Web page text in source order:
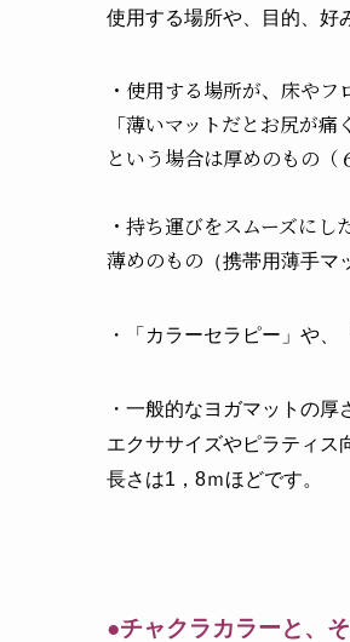
使用する場所や、目的、好
・使用する場所が、床やフ
「薄いマットだとお尻が
という場合は厚めのもの（
・持ち運びをスムーズに
薄めのもの （携帯用薄手マ
・「カラーセラピー」や、
・一般的なヨガマットの厚
エクササイズやピラティス
長さは1，8ｍほどです。
●チャクラカラーと、